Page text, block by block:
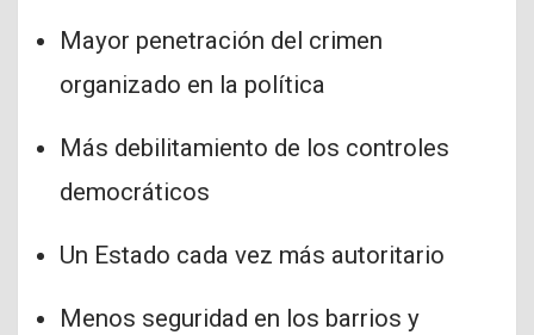
Mayor penetración del crimen
organizado en la política
Más debilitamiento de los controles
democráticos
Un Estado cada vez más autoritario
Menos seguridad en los barrios y